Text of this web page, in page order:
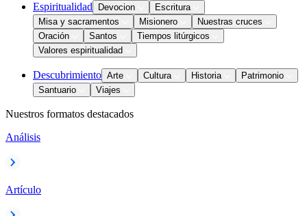
Espiritualidad Devocion
Escritura
Misa y sacramentos
Misionero
Nuestras cruces
Oración
Santos
Tiempos litúrgicos
Valores espiritualidad
Descubrimiento Arte Cultura Historia
Patrimonio
Santuario
Viajes
Nuestros formatos destacados
Análisis
Artículo